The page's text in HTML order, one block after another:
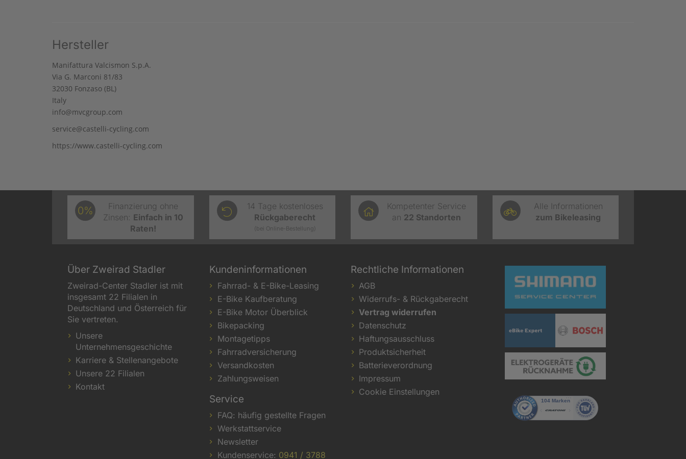
Hersteller
Manifattura Valcismon S.p.A.
Via G. Marconi 81/83
32030 Fonzaso (BL)
Italy
info@mvcgroup.com
service@castelli-cycling.com
https://www.castelli-cycling.com
0%
Finanzierung ohne
Zinsen: Einfach in 10
Raten!
14 Tage kostenloses
Rückgaberecht
(bei Online-Bestellung)
Kompetenter Service
an 22 Standorten
Alle Informationen
zum Bikeleasing
Über Zweirad Stadler
Zweirad-Center Stadler ist mit
insgesamt 22 Filialen in
Deutschland und Österreich für
Sie vertreten.
Unsere
Unternehmensgeschichte
Karriere & Stellenangebote
Unsere 22 Filialen
Kontakt
Kundeninformationen
Fahrrad- & E-Bike-Leasing
E-Bike Kaufberatung
E-Bike Motor Überblick
Bikepacking
Montagetipps
Fahrradversicherung
Versandkosten
Zahlungsweisen
Service
FAQ: häufig gestellte Fragen
Werkstattservice
Newsletter
Kundenservice: 0941 / 3788
Rechtliche Informationen
AGB
Widerrufs- & Rückgaberecht
Vertrag widerrufen
Datenschutz
Haftungsausschluss
Produktsicherheit
Batterieverordnung
Impressum
Cookie Einstellungen